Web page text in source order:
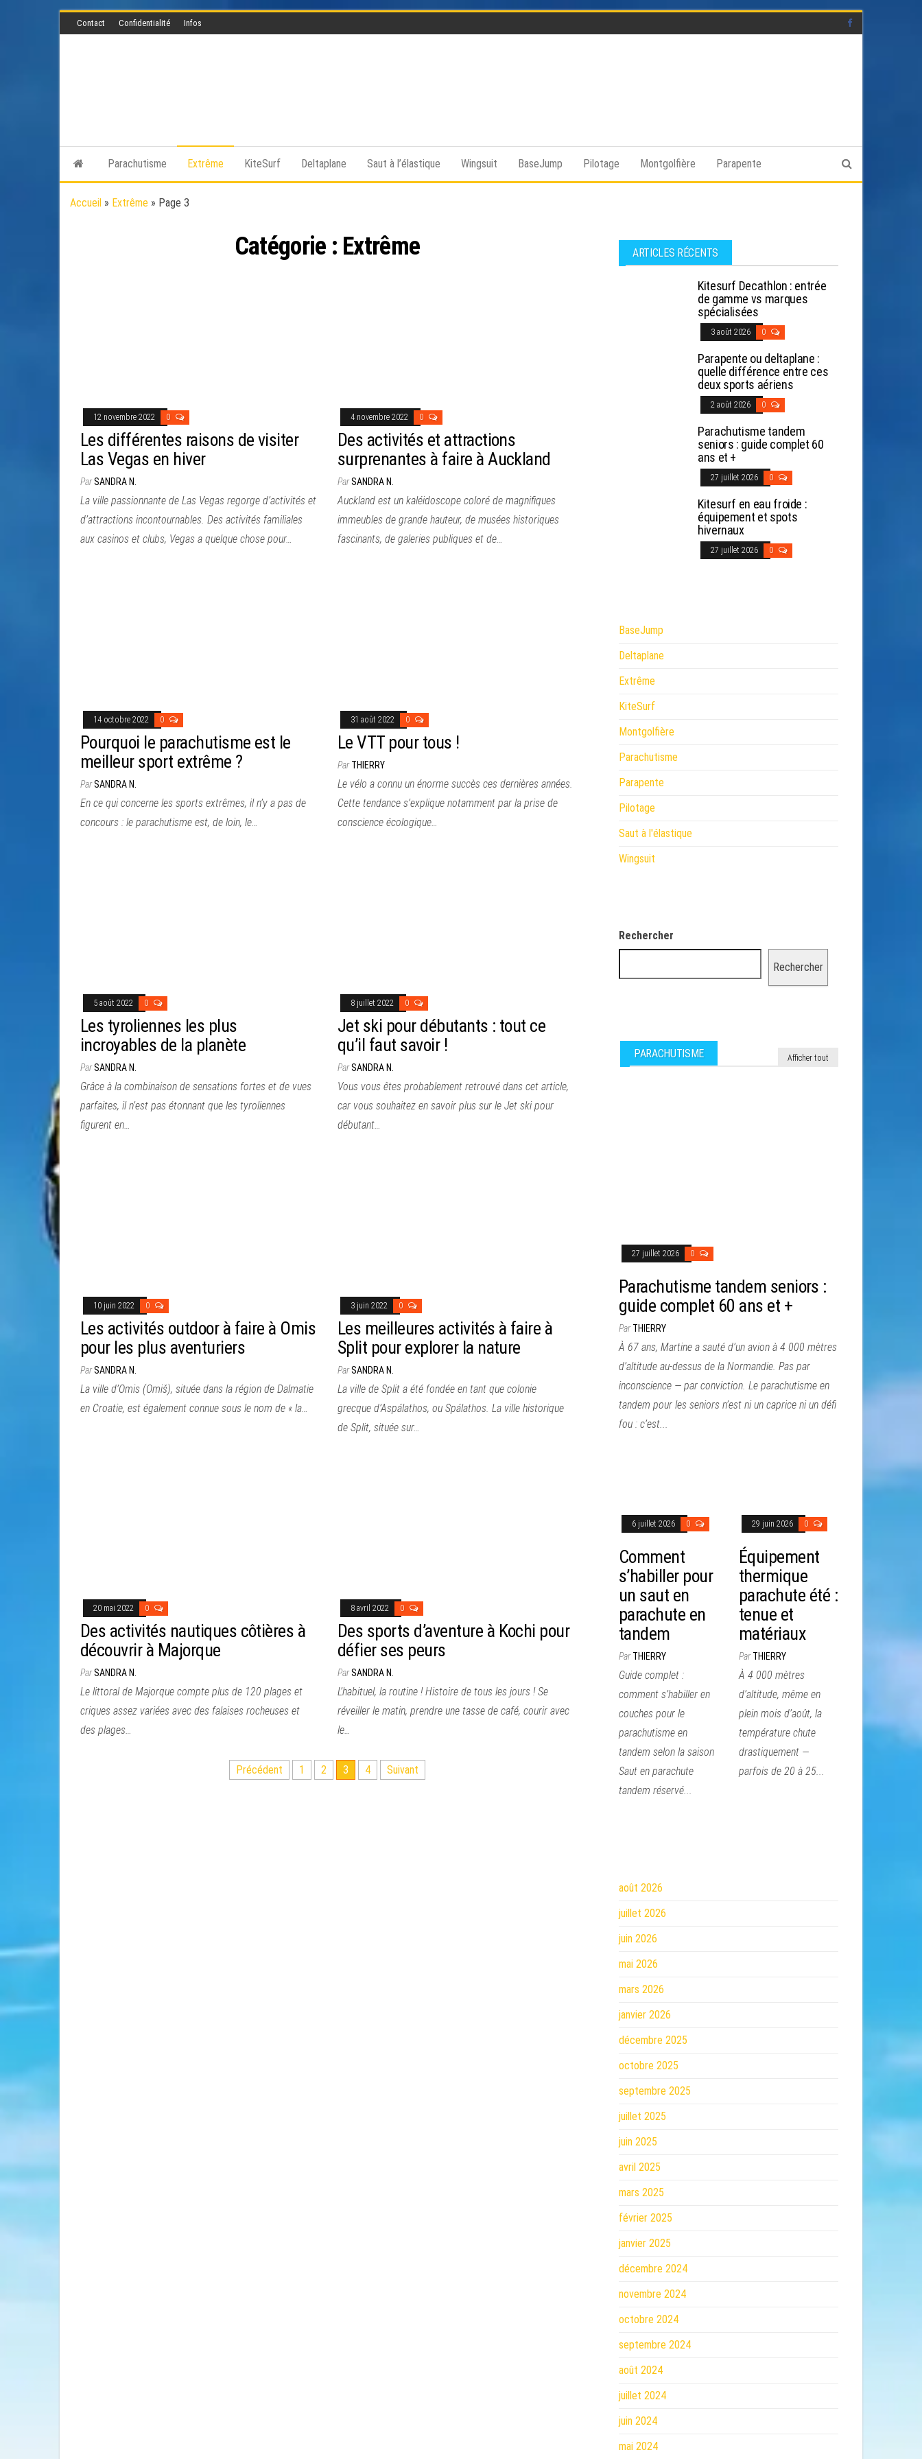
Skip
to
Contact Confidentialité Infos
extrême,
saut en
parachute,
parapente,
Parachutisme Extrême KiteSurf Deltaplane Saut à l’élastique Wingsuit BaseJump Pilotage Montgolfière Parapente
Accueil » Extrême » Page 3
Catégorie : Extrême
12 novembre 2022 0
Les différentes raisons de visiter
Las Vegas en hiver
ParSANDRA N.
La ville passionnante de Las Vegas regorge d’activités et
d’attractions incontournables. Des activités familiales
aux casinos et clubs, Vegas a quelque chose pour…
4 novembre 2022 0
Des activités et attractions
surprenantes à faire à Auckland
ParSANDRA N.
Auckland est un kaléidoscope coloré de magnifiques
immeubles de grande hauteur, de musées historiques
fascinants, de galeries publiques et de…
14 octobre 2022 0
Pourquoi le parachutisme est le
meilleur sport extrême ?
ParSANDRA N.
En ce qui concerne les sports extrêmes, il n’y a pas de
concours : le parachutisme est, de loin, le…
31 août 2022 0
Le VTT pour tous !
ParTHIERRY
Le vélo a connu un énorme succès ces dernières années.
Cette tendance s’explique notamment par la prise de
conscience écologique…
5 août 2022 0
Les tyroliennes les plus
incroyables de la planète
ParSANDRA N.
Grâce à la combinaison de sensations fortes et de vues
parfaites, il n’est pas étonnant que les tyroliennes
figurent en…
8 juillet 2022 0
Jet ski pour débutants : tout ce
qu’il faut savoir !
ParSANDRA N.
Vous vous êtes probablement retrouvé dans cet article,
car vous souhaitez en savoir plus sur le Jet ski pour
débutant…
10 juin 2022 0
Les activités outdoor à faire à Omis
pour les plus aventuriers
ParSANDRA N.
La ville d’Omis (Omiš), située dans la région de Dalmatie
en Croatie, est également connue sous le nom de « la…
3 juin 2022 0
Les meilleures activités à faire à
Split pour explorer la nature
ParSANDRA N.
La ville de Split a été fondée en tant que colonie
grecque d’Aspálathos, ou Spálathos. La ville historique
de Split, située sur…
20 mai 2022 0
Des activités nautiques côtières à
découvrir à Majorque
ParSANDRA N.
Le littoral de Majorque compte plus de 120 plages et
criques assez variées avec des falaises rocheuses et
des plages…
8 avril 2022 0
Des sports d’aventure à Kochi pour
défier ses peurs
ParSANDRA N.
L’habituel, la routine ! Histoire de tous les jours ! Se
réveiller le matin, prendre une tasse de café, courir avec
le…
Précédent 1 2 3 4 Suivant
ARTICLES RÉCENTS
Kitesurf Decathlon : entrée
de gamme vs marques
spécialisées
3 août 2026 0
Parapente ou deltaplane :
quelle différence entre ces
deux sports aériens
2 août 2026 0
Parachutisme tandem
seniors : guide complet 60
ans et +
27 juillet 2026 0
Kitesurf en eau froide :
équipement et spots
hivernaux
27 juillet 2026 0
BaseJump
Deltaplane
Extrême
KiteSurf
Montgolfière
Parachutisme
Parapente
Pilotage
Saut à l'élastique
Wingsuit
Rechercher
Rechercher
PARACHUTISME Afficher tout
27 juillet 2026 0
Parachutisme tandem seniors :
guide complet 60 ans et +
ParTHIERRY
À 67 ans, Martine a sauté d’un avion à 4 000 mètres
d’altitude au-dessus de la Normandie. Pas par
inconscience — par conviction. Le parachutisme en
tandem pour les seniors n’est ni un caprice ni un défi
fou : c’est...
6 juillet 2026 0
Comment
s’habiller pour
un saut en
parachute en
tandem
ParTHIERRY
Guide complet :
comment s’habiller en
couches pour le
parachutisme en
tandem selon la saison
Saut en parachute
tandem réservé...
29 juin 2026 0
Équipement
thermique
parachute été :
tenue et
matériaux
ParTHIERRY
À 4 000 mètres
d’altitude, même en
plein mois d’août, la
température chute
drastiquement —
parfois de 20 à 25...
août 2026
juillet 2026
juin 2026
mai 2026
mars 2026
janvier 2026
décembre 2025
octobre 2025
septembre 2025
juillet 2025
juin 2025
avril 2025
mars 2025
février 2025
janvier 2025
décembre 2024
novembre 2024
octobre 2024
septembre 2024
août 2024
juillet 2024
juin 2024
mai 2024